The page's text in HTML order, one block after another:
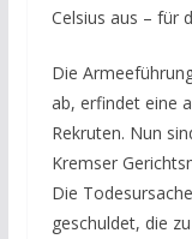
Celsius aus – für
Die
ab, erfindet eine
Rekruten. Nun
Kremser
Die
geschuldet, die